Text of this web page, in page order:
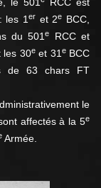
les 1 er et 2e BCC,
du 501e
RCC et
les 30eet 31 eBCC
de 63 chars FT
le
affectés à la 5e
Armée.